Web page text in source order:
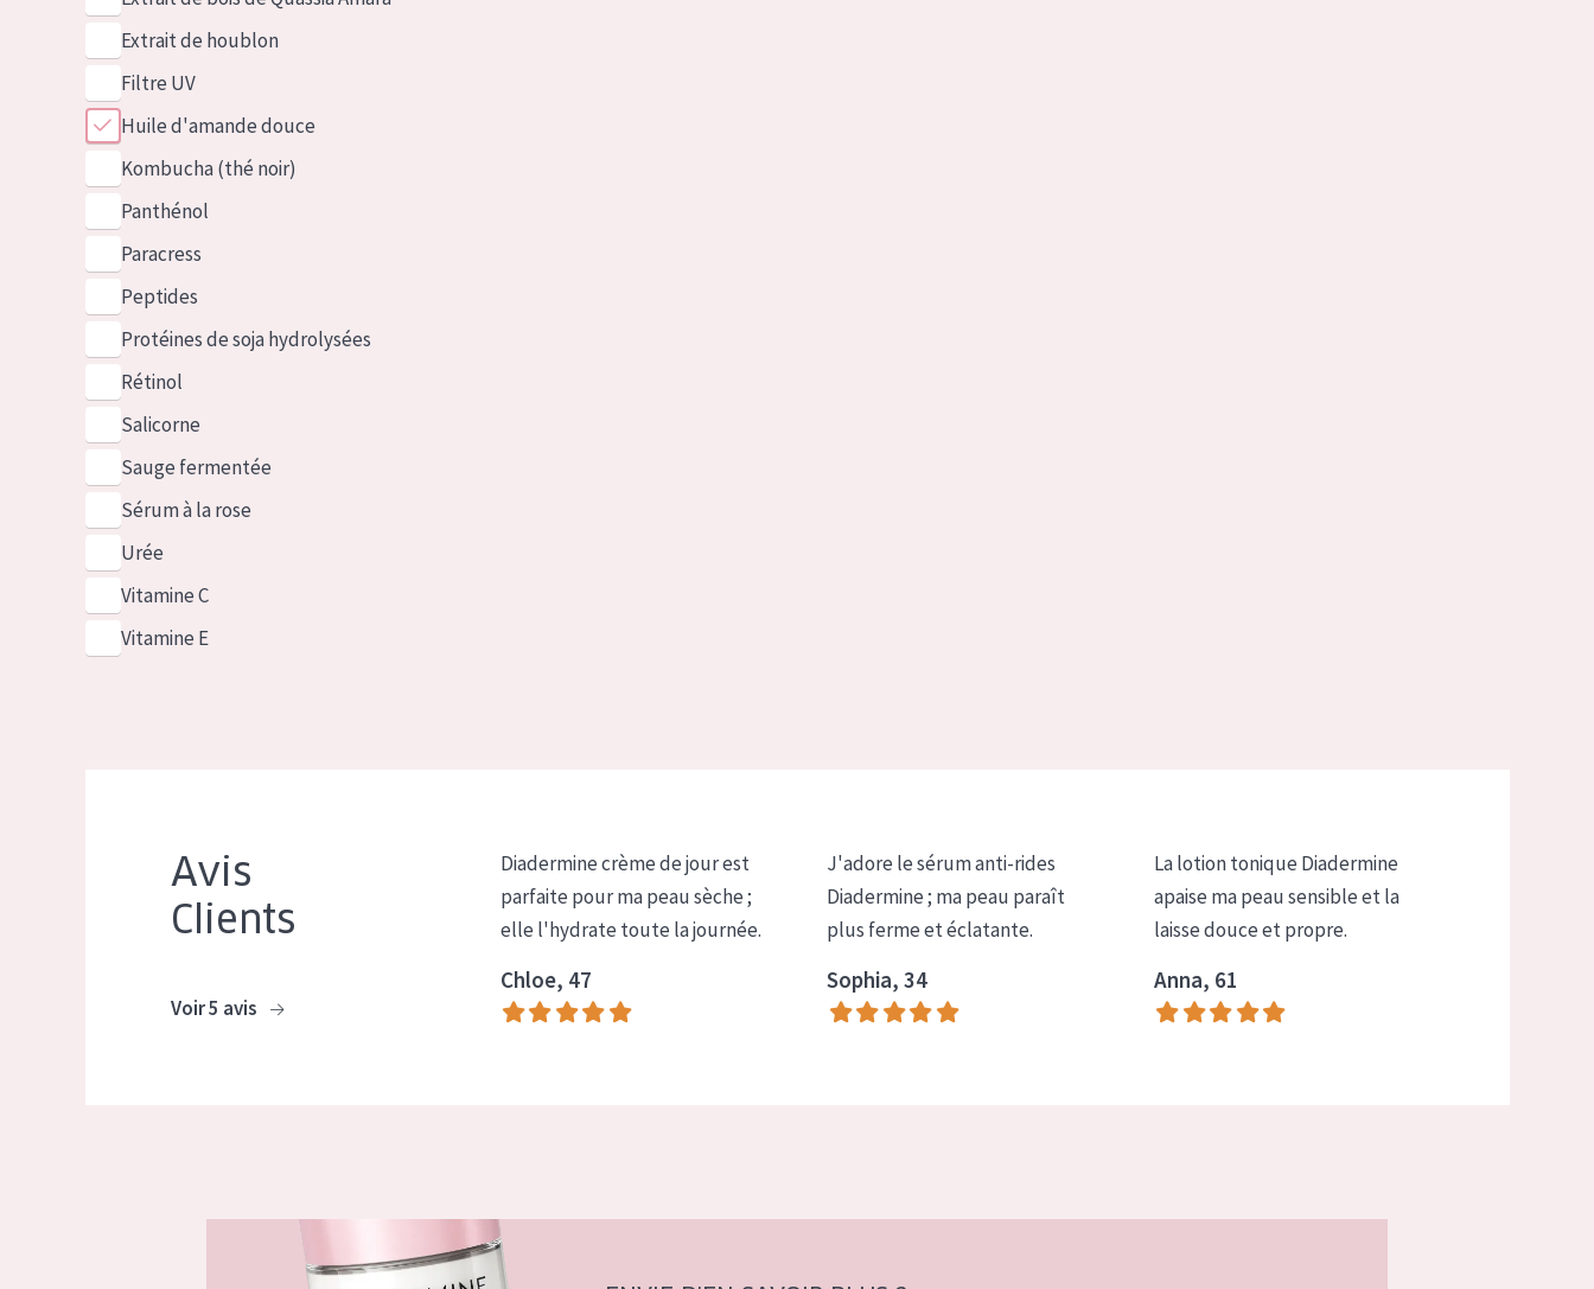
Extrait de houblon
Filtre UV
Huile d'amande douce
Kombucha (thé noir)
Panthénol
Paracress
Peptides
Protéines de soja hydrolysées
Rétinol
Salicorne
Sauge fermentée
Sérum à la rose
Urée
Vitamine C
Vitamine E
Avis
Clients
Voir 5 avis
Diadermine crème de jour est
parfaite pour ma peau sèche ;
elle l'hydrate toute la journée.
Chloe, 47
J'adore le sérum anti-rides
Diadermine ; ma peau paraît
plus ferme et éclatante.
Sophia, 34
La lotion tonique Diadermine
apaise ma peau sensible et la
laisse douce et propre.
Anna, 61